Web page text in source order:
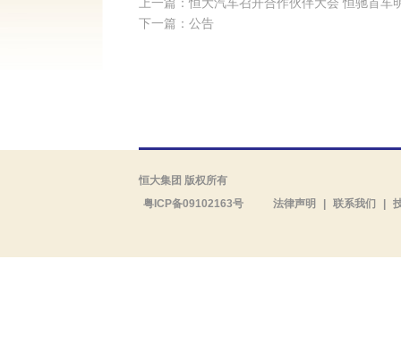
下一篇：公告
恒大集团 版权所有
粤ICP备09102163号
法律声明 联系我们